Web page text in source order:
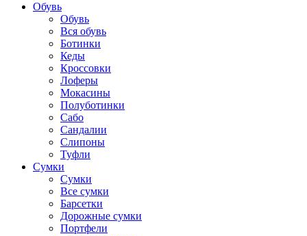
Обувь
Обувь
Вся обувь
Ботинки
Кеды
Кроссовки
Лоферы
Мокасины
Полуботинки
Сабо
Сандалии
Слипоны
Туфли
Сумки
Сумки
Все сумки
Барсетки
Дорожные сумки
Портфели